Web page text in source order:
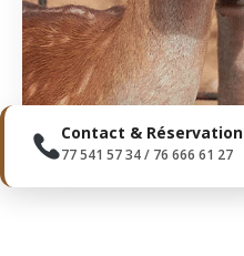
Contact & Réservation
77 541 57 34 / 76 666 61 27